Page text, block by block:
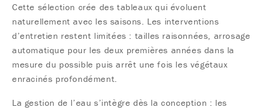
Cette sélection crée des tableaux qui évoluent
naturellement avec les saisons. Les interventions
d’entretien restent limitées : tailles raisonnées, arrosage
automatique pour les deux premières années dans la
mesure du possible puis arrêt une fois les végétaux
enracinés profondément.
La gestion de l’eau s’intègre dès la conception : les